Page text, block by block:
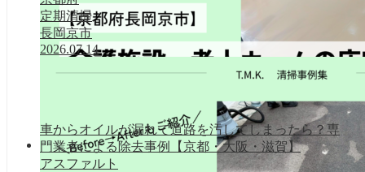
清掃事例集
定期清掃
長岡京市
2026.07.14
車からオイルが漏れて道路を汚してしまったら？専
門業者による除去事例【京都・大阪・滋賀】
アスファルト